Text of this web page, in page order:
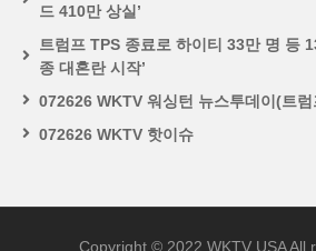
드 410만 상실’
트럼프 TPS 종료로 하이티 33만 명 등
종 대혼란 시작’
072626 WKTV 워싱턴 뉴스투데이(트럼
072626 WKTV 핫이슈
Copyright © 2022 WKTV USA All